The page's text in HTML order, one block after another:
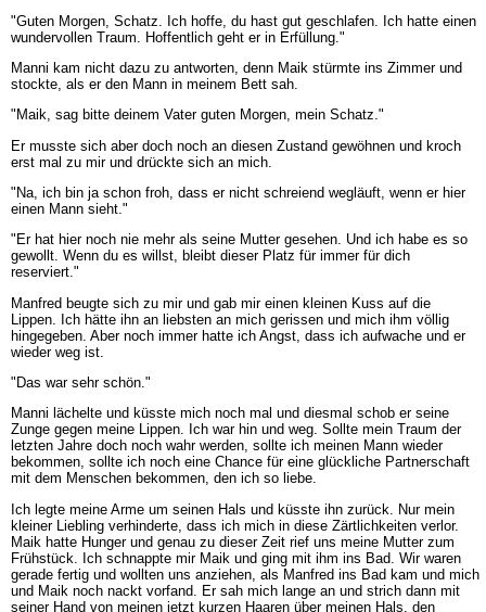
"Guten Morgen, Schatz. Ich hoffe, du hast gut geschlafen. Ich hatte einen
wundervollen Traum. Hoffentlich geht er in Erfüllung."
Manni kam nicht dazu zu antworten, denn Maik stürmte ins Zimmer und
stockte, als er den Mann in meinem Bett sah.
"Maik, sag bitte deinem Vater guten Morgen, mein Schatz."
Er musste sich aber doch noch an diesen Zustand gewöhnen und kroch
erst mal zu mir und drückte sich an mich.
"Na, ich bin ja schon froh, dass er nicht schreiend wegläuft, wenn er hier
einen Mann sieht."
"Er hat hier noch nie mehr als seine Mutter gesehen. Und ich habe es so
gewollt. Wenn du es willst, bleibt dieser Platz für immer für dich
reserviert."
Manfred beugte sich zu mir und gab mir einen kleinen Kuss auf die
Lippen. Ich hätte ihn an liebsten an mich gerissen und mich ihm völlig
hingegeben. Aber noch immer hatte ich Angst, dass ich aufwache und er
wieder weg ist.
"Das war sehr schön."
Manni lächelte und küsste mich noch mal und diesmal schob er seine
Zunge gegen meine Lippen. Ich war hin und weg. Sollte mein Traum der
letzten Jahre doch noch wahr werden, sollte ich meinen Mann wieder
bekommen, sollte ich noch eine Chance für eine glückliche Partnerschaft
mit dem Menschen bekommen, den ich so liebe.
Ich legte meine Arme um seinen Hals und küsste ihn zurück. Nur mein
kleiner Liebling verhinderte, dass ich mich in diese Zärtlichkeiten verlor.
Maik hatte Hunger und genau zu dieser Zeit rief uns meine Mutter zum
Frühstück. Ich schnappte mir Maik und ging mit ihm ins Bad. Wir waren
gerade fertig und wollten uns anziehen, als Manfred ins Bad kam und mich
und Maik noch nackt vorfand. Er sah mich lange an und strich dann mit
seiner Hand von meinen jetzt kurzen Haaren über meinen Hals, den